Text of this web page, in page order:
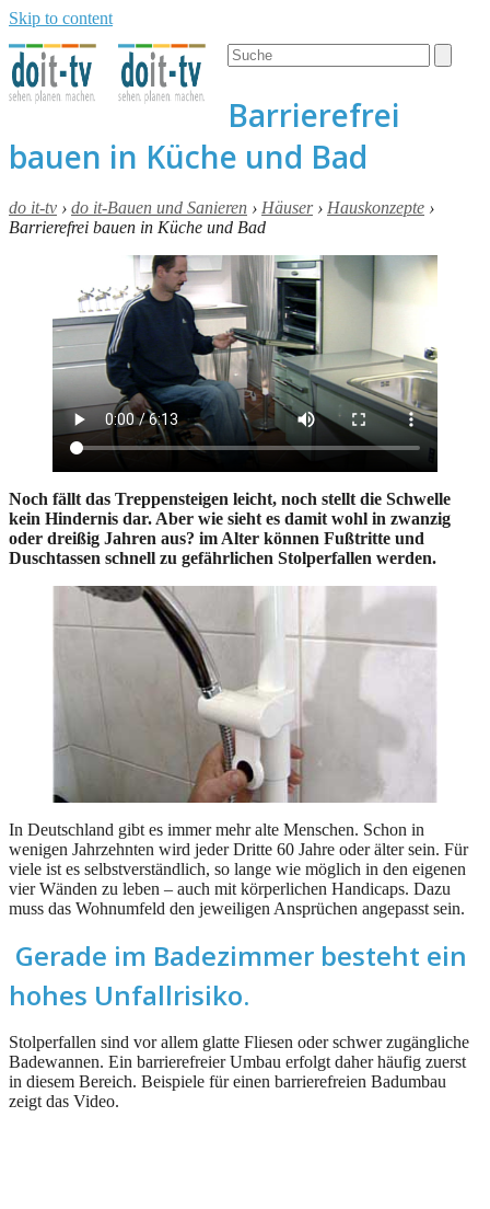
Skip to content
Open
mobile
Close
mobile
Search
Barrierefrei
bauen in Küche und Bad
do it-tv › do it-Bauen und Sanieren › Häuser› Hauskonzepte ›
Barrierefrei bauen in Küche und Bad
Noch fällt das Treppensteigen leicht, noch stellt die Schwelle
kein Hindernis dar. Aber wie sieht es damit wohl in zwanzig
oder dreißig Jahren aus? im Alter können Fußtritte und
Duschtassen schnell zu gefährlichen Stolperfallen werden.
In Deutschland gibt es immer mehr alte Menschen. Schon in
wenigen Jahrzehnten wird jeder Dritte 60 Jahre oder älter sein. Für
viele ist es selbstverständlich, so lange wie möglich in den eigenen
vier Wänden zu leben – auch mit körperlichen Handicaps. Dazu
muss das Wohnumfeld den jeweiligen Ansprüchen angepasst sein.
Gerade im Badezimmer besteht ein
hohes Unfallrisiko.
Stolperfallen sind vor allem glatte Fliesen oder schwer zugängliche
Badewannen. Ein barrierefreier Umbau erfolgt daher häufig zuerst
in diesem Bereich. Beispiele für einen barrierefreien Badumbau
zeigt das Video.